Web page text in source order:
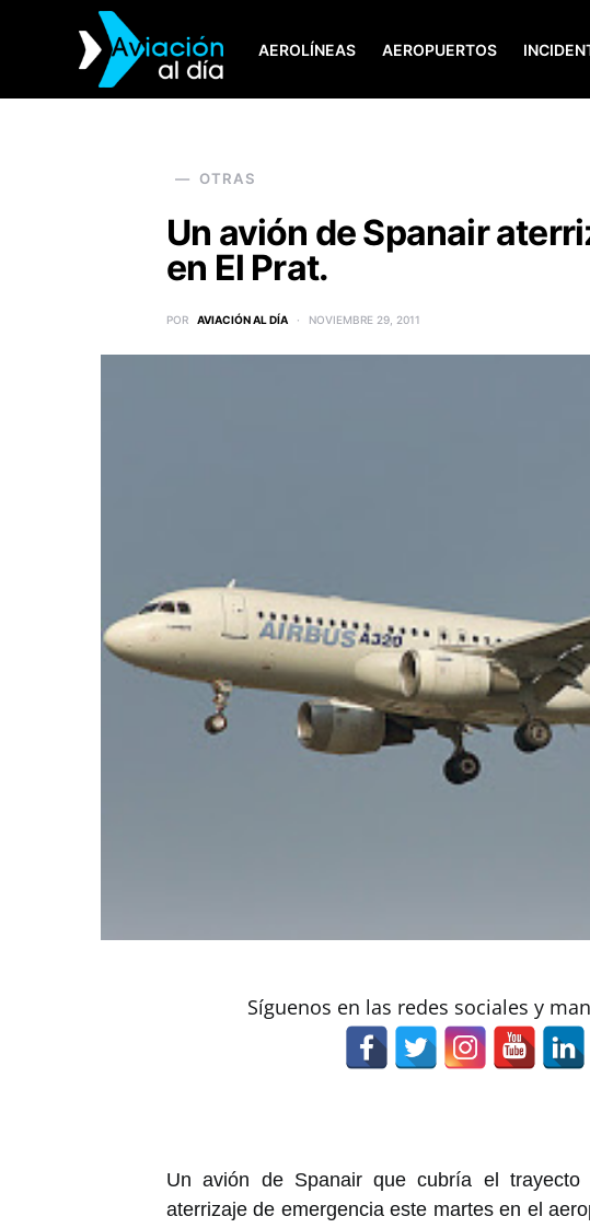
AEROLÍNEAS AEROPUERTOS
SEARCH FOR:
OTRAS
Un avión de Spanair
en El Prat.
POR AVIACIÓN AL DÍA NOVIEMBRE 29, 2011
Síguenos en las redes sociales y
Un avión de Spanair que cubría el trayecto
aterrizaje de emergencia este martes en el